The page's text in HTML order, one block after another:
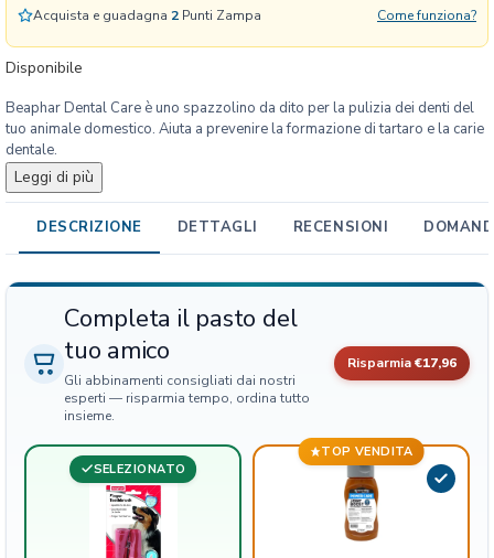
Disponibile
Beaphar Dental Care è uno spazzolino da dito per la pulizia dei denti del
tuo animale domestico. Aiuta a prevenire la formazione di tartaro e la carie
dentale.
Leggi di più
a
e
a
n
e
S
p
a
z
z
l
i
n
o
d
a
d
Acquista e guadagna 2 Punti Zampa Come funziona?
DESCRIZIONE DETTAGLI RECENSIONI
Completa il pasto del
tuo amico
Gli abbinamenti consigliati dai nostri
esperti — risparmia tempo, ordina tutto
insieme.
Risparmia€17,96
SELEZIONATO
TOP VENDITA